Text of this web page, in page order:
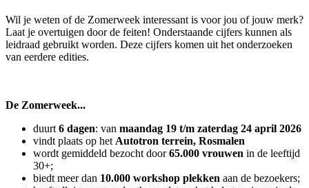
Wil je weten of de Zomerweek interessant is voor jou of jouw merk?
Laat je overtuigen door de feiten! Onderstaande cijfers kunnen als
leidraad gebruikt worden. Deze cijfers komen uit het onderzoeken
van eerdere edities.
De Zomerweek...
duurt 6 dagen: van maandag 19 t/m zaterdag 24 april 2026
vindt plaats op het Autotron terrein, Rosmalen
wordt gemiddeld bezocht door65.000 vrouwen in de leeftijd
30+;
biedt meer dan 10.000 workshop plekken aan de bezoekers;